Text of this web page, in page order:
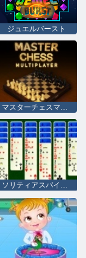
ジュエルバースト
マスターチェスマルチプレイヤー
ソリティアスパイダー2